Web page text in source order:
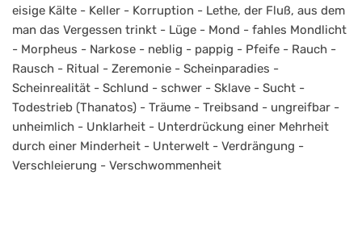
eisige Kälte - Keller - Korruption - Lethe, der Fluß, aus dem
man das Vergessen trinkt - Lüge - Mond - fahles Mondlicht
- Morpheus - Narkose - neblig - pappig - Pfeife - Rauch -
Rausch - Ritual - Zeremonie - Scheinparadies -
Scheinrealität - Schlund - schwer - Sklave - Sucht -
Todestrieb (Thanatos) - Träume - Treibsand - ungreifbar -
unheimlich - Unklarheit - Unterdrückung einer Mehrheit
durch einer Minderheit - Unterwelt - Verdrängung -
Verschleierung - Verschwommenheit